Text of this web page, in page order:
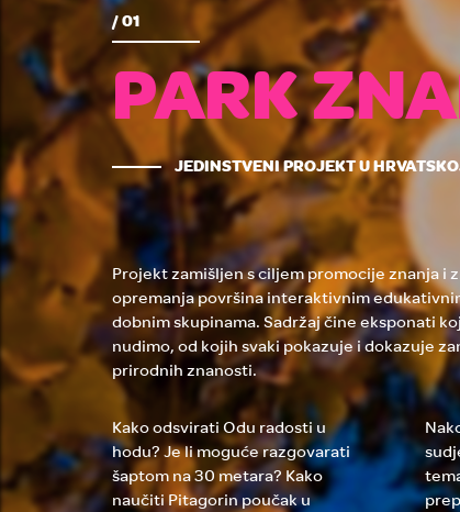
/ 01
PARK
JEDINSTVENI PROJEKT U
Projekt zamišljen s ciljem promocije znanja i
opremanja površina interaktivnim
dobnim skupinama. Sadržaj čine eksponati
nudimo, od kojih svaki pokazuje i dokazuje
prirodnih znanosti.
Kako odsvirati Odu radosti u
hodu? Je li moguće razgovarati
šaptom na 30 metara? Kako
naučiti Pitagorin poučak u